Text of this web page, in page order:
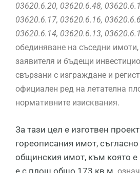
03620.6.20, 03620.6.48,
03620.6.17, 03620.6.16,
03620.6.14, 03620.6.13,
обединяване на съседни имоти,
заявителя и бъдещи
свързани с изграждане и
официален ред на летателна
нормативните изисквания.
За тази цел е изготвен
гореописания имот, съгласно
общинския имот, към която е
е с площ общо 173 кв.м.